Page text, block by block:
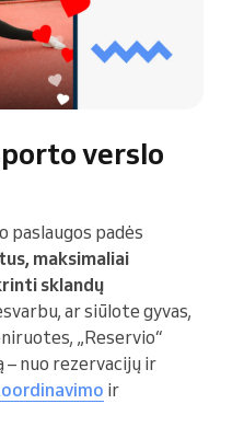
verslo
padės
maksimaliai
sklandų
ar siūlote gyvas,
„Reservio“
– nuo rezervacijų ir
ir